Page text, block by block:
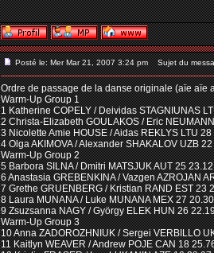
Posté le: Mer Mar 21, 2007 3:24 pm Sujet du
Ordre de passage de la danse originale (aïe aïe
Warm-Up Group 1
1 Katherine COPELY / Deividas STAGNIUNAS
2 Christa-Elizabeth GOULAKOS / Eric
3 Nicolette Amie HOUSE / Aidas REKLYS LTU
4 Olga AKIMOVA / Alexander SHAKALOV UZB
Warm-Up Group 2
5 Barbora SILNA / Dmitri MATSJUK AUT 25 23.12
6 Anastasia GREBENKINA / Vazgen AZROJAN
7 Grethe GRUENBERG / Kristian RAND EST 23
8 Laura MUNANA / Luke MUNANA MEX 27 20.30
9 Zsuzsanna NAGY / György ELEK HUN 26
Warm-Up Group 3
10 Anna ZADOROZHNIUK / Sergei VERBILLO
11 Kaitlyn WEAVER / Andrew POJE CAN 18